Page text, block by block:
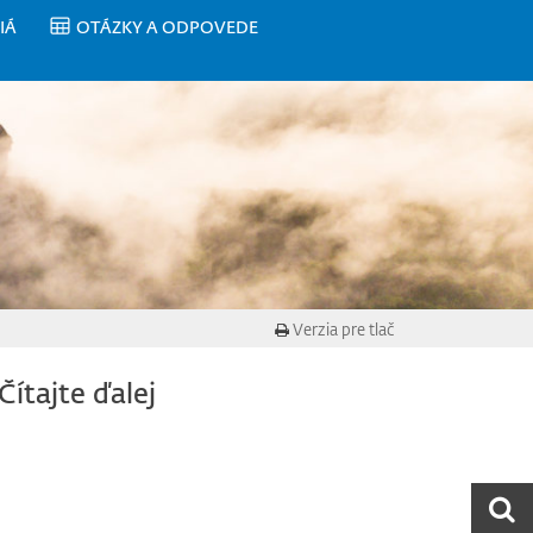
OTÁZKY A ODPOVEDE
Verzia pre tlač
ďalej